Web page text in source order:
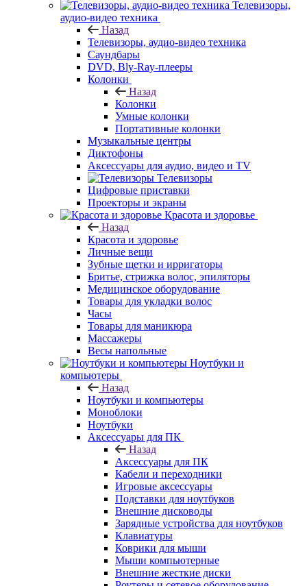
Телевизоры,
аудио-видео техника
Назад
Телевизоры, аудио-видео техника
Саундбары
DVD, Bly-Ray-плееры
Колонки
Назад
Колонки
Умные колонки
Портативные колонки
Музыкальные центры
Диктофоны
Аксессуары для аудио, видео и TV
Телевизоры
Цифровые приставки
Проекторы и экраны
Красота и здоровье
Назад
Красота и здоровье
Личные вещи
Зубные щетки и ирригаторы
Бритье, стрижка волос, эпиляторы
Медицинское оборудование
Товары для укладки волос
Часы
Товары для маникюра
Массажеры
Весы напольные
Ноутбуки и
компьютеры
Назад
Ноутбуки и компьютеры
Моноблоки
Ноутбуки
Аксессуары для ПК
Назад
Аксессуары для ПК
Кабели и переходники
Игровые аксессуары
Подставки для ноутбуков
Внешние дисководы
Зарядные устройства для ноутбуков
Клавиатуры
Коврики для мыши
Мыши компьютерные
Внешние жесткие диски